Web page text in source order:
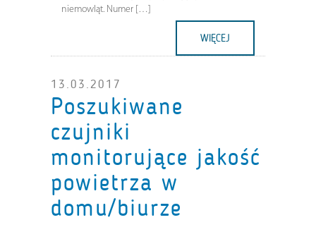
niemowląt. Numer […]
WIĘCEJ
13.03.2017
Poszukiwane
czujniki
monitorujące jakość
powietrza w
domu/biurze